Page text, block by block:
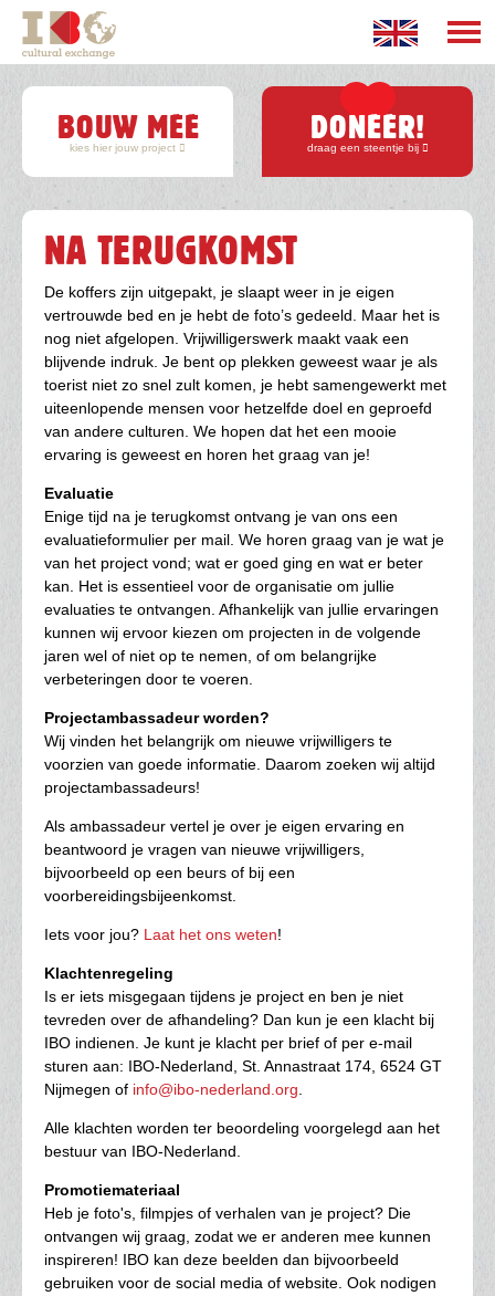
Overslaan
naar
BOUW MEE
kies hier jouw project
DONEER!
draag een steentje bij
NA TERUGKOMST
De koffers zijn uitgepakt, je slaapt weer in je eigen
vertrouwde bed en je hebt de foto’s gedeeld. Maar het is
nog niet afgelopen. Vrijwilligerswerk maakt vaak een
blijvende indruk. Je bent op plekken geweest waar je als
toerist niet zo snel zult komen, je hebt samengewerkt met
uiteenlopende mensen voor hetzelfde doel en geproefd
van andere culturen. We hopen dat het een mooie
ervaring is geweest en horen het graag van je!
Evaluatie
Enige tijd na je terugkomst ontvang je van ons een
evaluatieformulier per mail. We horen graag van je wat je
van het project vond; wat er goed ging en wat er beter
kan. Het is essentieel voor de organisatie om jullie
evaluaties te ontvangen. Afhankelijk van jullie ervaringen
kunnen wij ervoor kiezen om projecten in de volgende
jaren wel of niet op te nemen, of om belangrijke
verbeteringen door te voeren.
Projectambassadeur worden?
Wij vinden het belangrijk om nieuwe vrijwilligers te
voorzien van goede informatie. Daarom zoeken wij altijd
projectambassadeurs!
Als ambassadeur vertel je over je eigen ervaring en
beantwoord je vragen van nieuwe vrijwilligers,
bijvoorbeeld op een beurs of bij een
voorbereidingsbijeenkomst.
Iets voor jou? Laat het ons weten!
Klachtenregeling
Is er iets misgegaan tijdens je project en ben je niet
tevreden over de afhandeling? Dan kun je een klacht bij
IBO indienen. Je kunt je klacht per brief of per e-mail
sturen aan: IBO-Nederland, St. Annastraat 174, 6524 GT
Nijmegen of info@ibo-nederland.org
Alle klachten worden ter beoordeling voorgelegd aan het
bestuur van IBO-Nederland.
Promotiemateriaal
Heb je foto's, filmpjes of verhalen van je project? Die
ontvangen wij graag, zodat we er anderen mee kunnen
inspireren! IBO kan deze beelden dan bijvoorbeeld
gebruiken voor de social media of website. Ook nodigen